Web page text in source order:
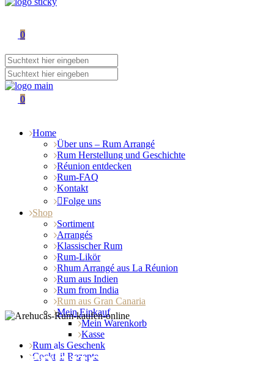
0
0
Home
Über uns – Rum Arrangé
Rum Herstellung und Geschichte
Réunion entdecken
Rum-FAQ
Kontakt
Folge uns
Shop
Sortiment
Arrangés
Klassischer Rum
Rum-Likör
Rhum Arrangé aus La Réunion
Rum aus Indien
Rum from India
Rum aus Gran Canaria
Mein Einkauf
Mein Warenkorb
Kasse
Rum als Geschenk
Cocktail Rezepte
Arehucas Rum